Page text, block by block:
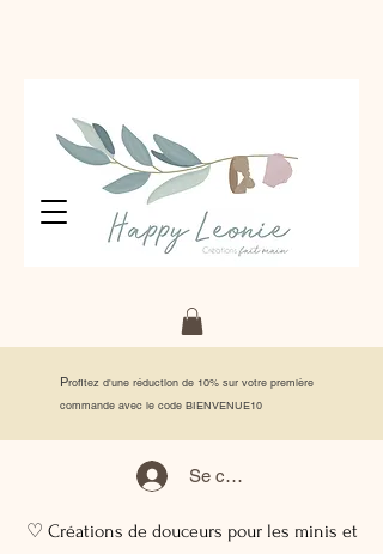
Profitez d'une réduction de 10% sur votre première
commande avec le code BIENVENUE10
Se connecter
♡ Créations de douceurs pour les minis et